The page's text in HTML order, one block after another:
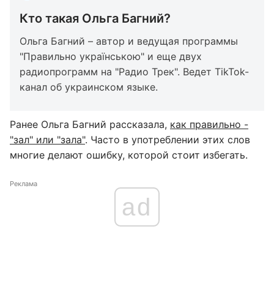
Кто такая Ольга Багний?
Ольга Багний – автор и ведущая программы
"Правильно українською" и еще двух
радиопрограмм на "Радио Трек". Ведет TikTok-
канал об украинском языке.
Ранее Ольга Багний рассказала, как правильно -
"зал" или "зала". Часто в употреблении этих слов
многие делают ошибку, которой стоит избегать.
Реклама
ad